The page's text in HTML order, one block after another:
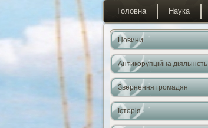
Головна Наука
Новини
Антикорупційна діяльність
Звернення громадян
Історія